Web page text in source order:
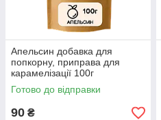
Апельсин добавка для
попкорну, приправа для
карамелізації 100г
Готово до відправки
90 ₴